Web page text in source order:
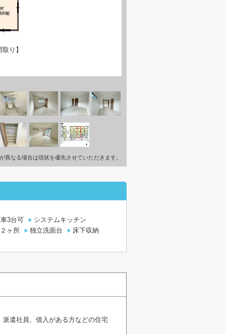
り】
なる場合は現状を優先させていただきます。
3台可
システムキッチン
ヶ所
独立洗面台 床下収納
遣社員、借入がある方などの住宅